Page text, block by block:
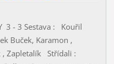
3 - 3 Sestava : Kouřil
Buček, Karamon ,
, Zapletalík Střídali :